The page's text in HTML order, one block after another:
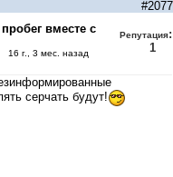
#2077
вместе с
16 г., 3 мес. назад
Репутация:
1
серчать будут!